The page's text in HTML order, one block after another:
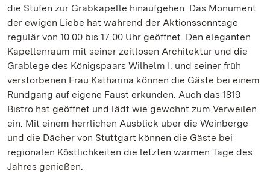
die Stufen zur Grabkapelle hinaufgehen. Das Monument
der ewigen Liebe hat während der Aktionssonntage
regulär von 10.00 bis 17.00 Uhr geöffnet. Den eleganten
Kapellenraum mit seiner zeitlosen Architektur und die
Grablege des Königspaars Wilhelm I. und seiner früh
verstorbenen Frau Katharina können die Gäste bei einem
Rundgang auf eigene Faust erkunden. Auch das 1819
Bistro hat geöffnet und lädt wie gewohnt zum Verweilen
ein. Mit einem herrlichen Ausblick über die Weinberge
und die Dächer von Stuttgart können die Gäste bei
regionalen Köstlichkeiten die letzten warmen Tage des
Jahres genießen.